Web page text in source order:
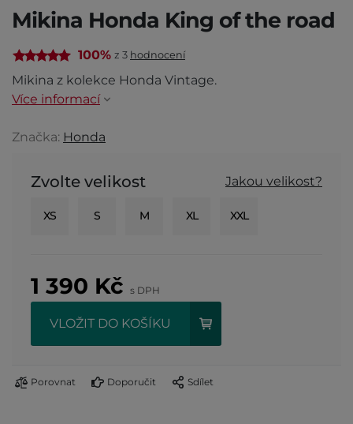
Mikina Honda King of the road
100% z 3 hodnocení
Mikina z kolekce Honda Vintage.
Více informací
Značka: Honda
Zvolte velikost Jakou velikost?
XS S M XL XXL
1 390 Kč s DPH
VLOŽIT DO KOŠÍKU
Porovnat Doporučit Sdílet